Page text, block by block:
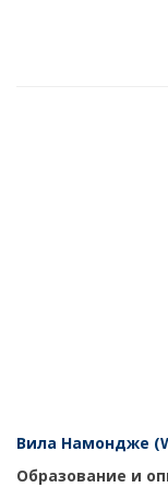
Вила Намондже
Образование и